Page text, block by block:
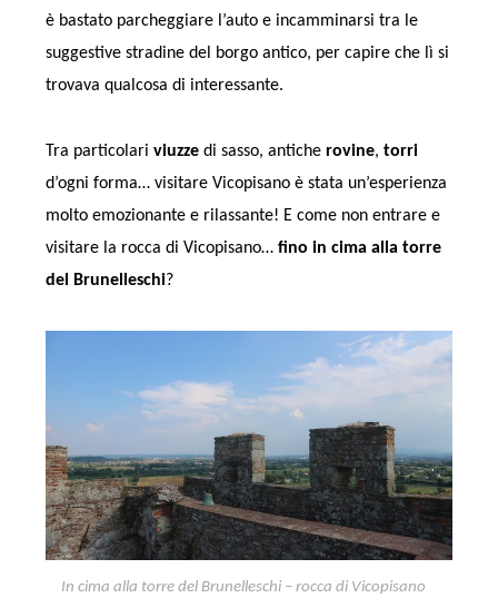
è bastato parcheggiare l’auto e incamminarsi tra le
suggestive stradine del borgo antico, per capire che lì si
trovava qualcosa di interessante.
Tra particolari viuzzedi sasso, antiche rovine, torri
d’ogni forma… visitare Vicopisano è stata un’esperienza
molto emozionante e rilassante! E come non entrare e
visitare la rocca di Vicopisano… fino in cima alla torre
del Brunelleschi?
In cima alla torre del Brunelleschi – rocca di Vicopisano